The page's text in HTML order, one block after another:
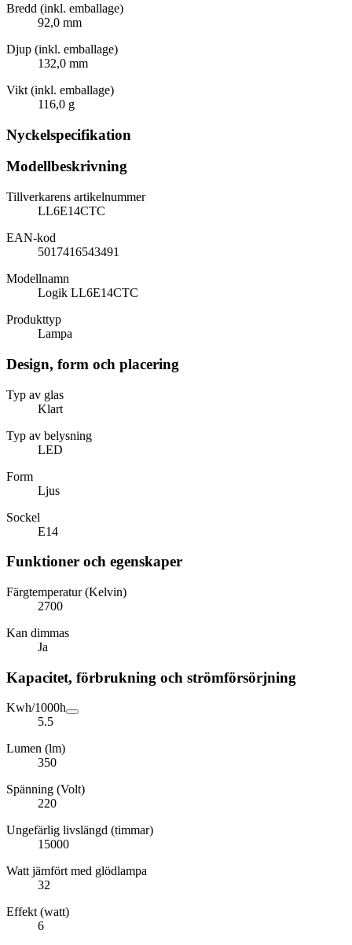
Bredd (inkl. emballage)
92,0 mm
Djup (inkl. emballage)
132,0 mm
Vikt (inkl. emballage)
116,0 g
Nyckelspecifikation
Modellbeskrivning
Tillverkarens artikelnummer
LL6E14CTC
EAN-kod
5017416543491
Modellnamn
Logik LL6E14CTC
Produkttyp
Lampa
Design, form och placering
Typ av glas
Klart
Typ av belysning
LED
Form
Ljus
Sockel
E14
Funktioner och egenskaper
Färgtemperatur (Kelvin)
2700
Kan dimmas
Ja
Kapacitet, förbrukning och strömförsörjning
Kwh/1000h
5.5
Lumen (lm)
350
Spänning (Volt)
220
Ungefärlig livslängd (timmar)
15000
Watt jämfört med glödlampa
32
Effekt (watt)
6